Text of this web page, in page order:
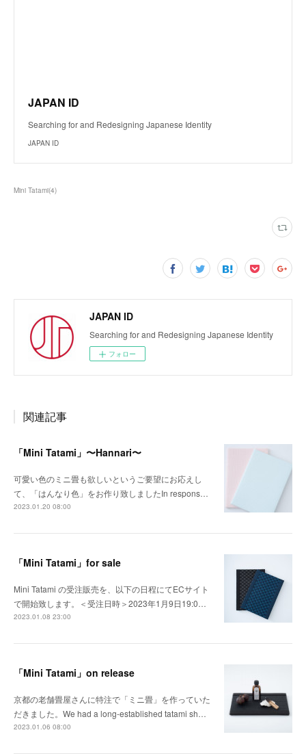
JAPAN ID
Searching for and Redesigning Japanese Identity
JAPAN ID
Mini Tatami(4)
JAPAN ID
Searching for and Redesigning Japanese Identity
フォロー
関連記事
「Mini Tatami」〜Hannari〜
可愛い色のミニ畳も欲しいというご要望にお応えし
て、「はんなり色」をお作り致しましたIn respons…
2023.01.20 08:00
「Mini Tatami」for sale
Mini Tatami の受注販売を、以下の日程にてECサイト
で開始致します。＜受注日時＞2023年1月9日19:0…
2023.01.08 23:00
「Mini Tatami」on release
京都の老舗畳屋さんに特注で「ミニ畳」を作っていた
だきました。We had a long-established tatami sh…
2023.01.06 08:00